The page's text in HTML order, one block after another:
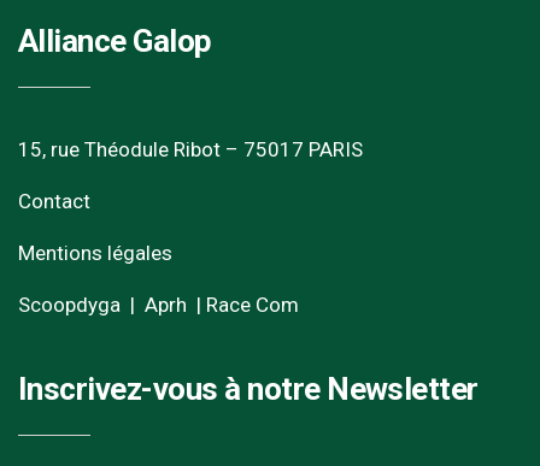
Alliance Galop
15, rue Théodule Ribot – 75017 PARIS
Contact
Mentions légales
Scoopdyga | Aprh | Race Com
Inscrivez-vous à notre Newsletter